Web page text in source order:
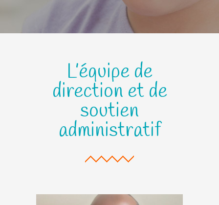
L’équipe de
direction et de
soutien
administratif